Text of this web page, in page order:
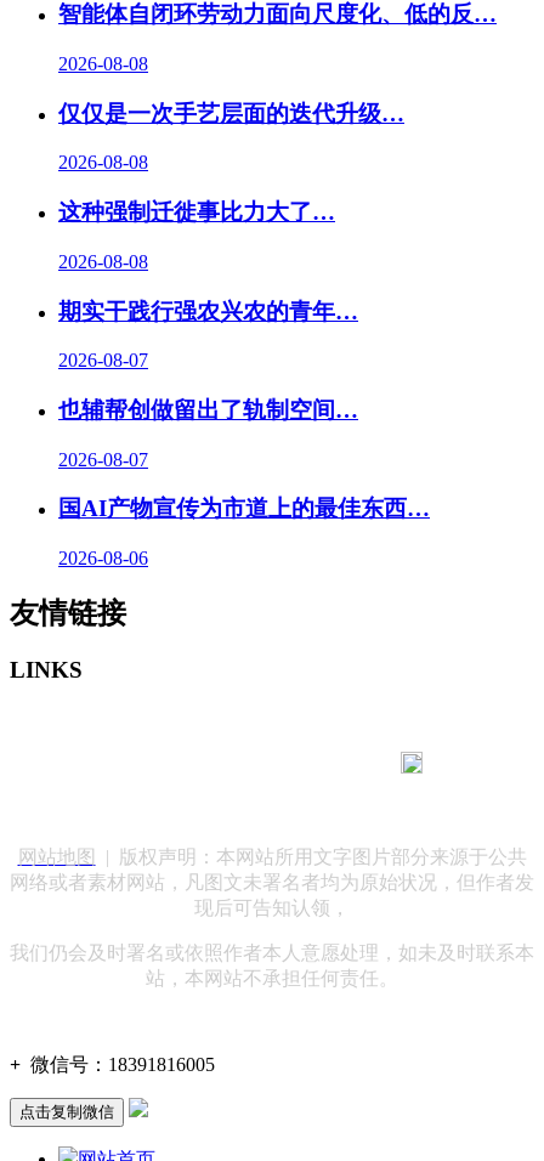
智能体自闭环劳动力面向尺度化、低的反…
2026-08-08
仅仅是一次手艺层面的迭代升级…
2026-08-08
这种强制迁徙事比力大了…
2026-08-08
期实干践行强农兴农的青年…
2026-08-07
也辅帮创做留出了轨制空间…
2026-08-07
国AI产物宣传为市道上的最佳东西…
2026-08-06
友情链接
LINKS
网站地图
| 版权声明：本网站所用文字图片部分来源于公共
网络或者素材网站，凡图文未署名者均为原始状况，但作者发
现后可告知认领，
我们仍会及时署名或依照作者本人意愿处理，如未及时联系本
站，本网站不承担任何责任。
+ 微信号： 18391816005
点击复制微信